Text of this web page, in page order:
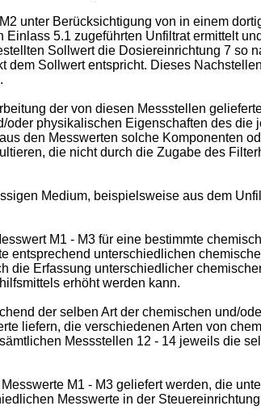
unter Berücksichtigung von in einem
5.1 zugeführten Unfiltrat ermittelt
Sollwert die Dosiereinrichtung 7 so
dem Sollwert entspricht. Dieses
der von diesen Messstellen
oder physikalischen Eigenschaften des die
den Messwerten solche Komponenten
die nicht durch die Zugabe des
Medium, beispielsweise aus dem
M1 - M3 für eine bestimmte
entsprechend unterschiedlichen
die Erfassung unterschiedlicher
erhöht werden kann.
der selben Art der chemischen und/
liefern, die verschiedenen Arten von
Messstellen 12 - 14 jeweils die
M1 - M3 geliefert werden, die
Messwerte in der